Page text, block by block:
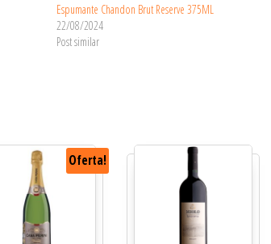
Espumante Chandon Brut Reserve 375ML
22/08/2024
Post similar
Oferta!